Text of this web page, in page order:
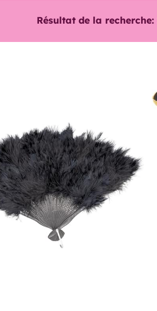
Résultat de la recherche: